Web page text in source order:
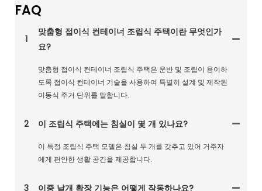
FAQ
1
맞춤형 접이식 컨테이너 조립식 주택이란 무엇인가
요?
맞춤형 접이식 컨테이너 조립식 주택은 운반 및 조립이 용이하
도록 접이식 컨테이너 기술을 사용하여 특별히 설계 및 제작된
이동식 주거 단위를 말합니다.
2 이 조립식 주택에는 침실이 몇 개 있나요?
이 특정 조립식 주택 모델은 침실 두 개를 갖추고 있어 거주자
에게 편안한 생활 공간을 제공합니다.
3 이중 날개 확장 기능은 어떻게 작동하나요?